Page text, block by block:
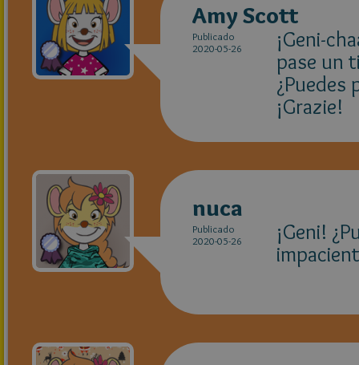
Amy Scott
Publicado
2020-05-26
¡Geni-
pase un
¿Puedes
¡Grazie!
nuca
Publicado
2020-05-26
¡Geni!